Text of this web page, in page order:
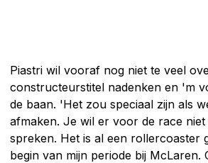
Piastri wil vooraf nog niet te veel
constructeurstitel nadenken en 'm
de baan. 'Het zou speciaal zijn als
afmaken. Je wil er voor de race
spreken. Het is al een rollercoaster
begin van mijn periode bij McLaren.